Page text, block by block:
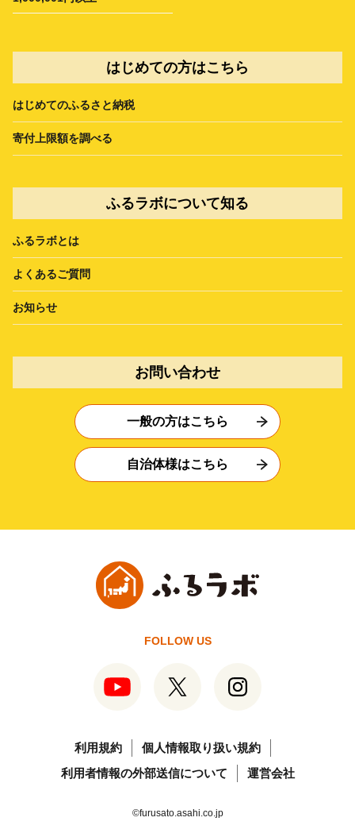
はじめての方はこちら
はじめてのふるさと納税
寄付上限額を調べる
ふるラボについて知る
ふるラボとは
よくあるご質問
お知らせ
お問い合わせ
一般の方はこちら
自治体様はこちら
FOLLOW US
利用規約
個人情報取り扱い規約
利用者情報の外部送信について
運営会社
©furusato.asahi.co.jp